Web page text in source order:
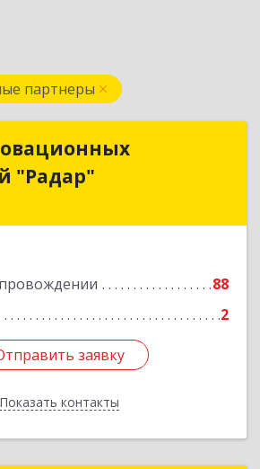
партнеры
"Радар"
88
2
заявку
Показать контакты
инновационных
технологий "Радар"
Подробнее
заявку
Назад